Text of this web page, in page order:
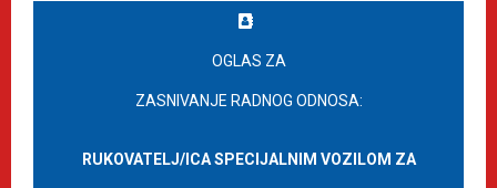
OGLAS ZA
ZASNIVANJE RADNOG ODNOSA:
RUKOVATELJ/ICA SPECIJALNIM VOZILOM ZA